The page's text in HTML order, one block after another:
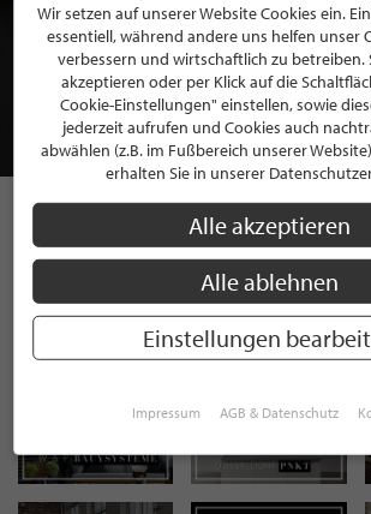
BEWERBEN SIE SICH FÜR
MITGLIEDSCHAFT BEI
JETZT GRATIS BEWERBEN
STILPUNKTE
INSTAGRAM
Wir setzen auf unserer Website Cookies ein.
essentiell, während andere uns helfen unser
verbessern und wirtschaftlich zu betreiben.
akzeptieren oder per Klick auf die
Cookie-Einstellungen" einstellen, sowie
jederzeit aufrufen und Cookies auch
abwählen (z.B. im Fußbereich unserer
erhalten Sie in unserer
Alle akzeptieren
Alle ablehnen
Einstellungen
Impressum AGB & Datenschutz